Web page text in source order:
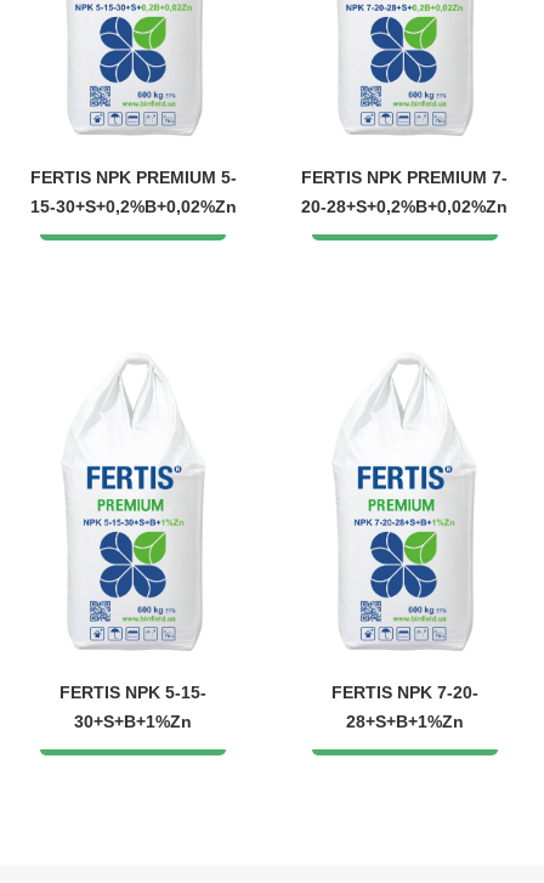
FERTIS NPK PREMIUM 5-
15-30+S+0,2%B+0,02%Zn
FERTIS NPK PREMIUM 7-
20-28+S+0,2%B+0,02%Zn
FERTIS NPK 5-15-
30+S+B+1%Zn
FERTIS NPK 7-20-
28+S+B+1%Zn